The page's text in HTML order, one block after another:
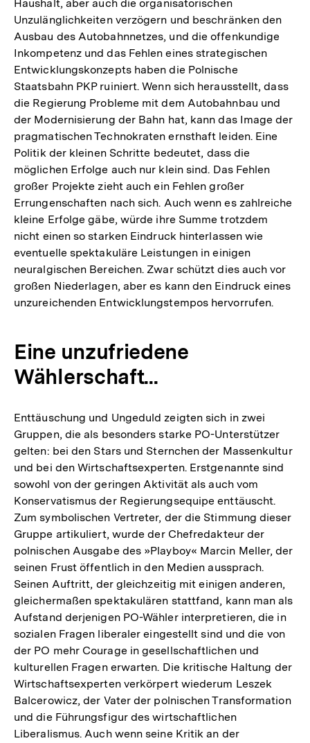
Haushalt, aber auch die organisatorischen
Unzulänglichkeiten verzögern und beschränken den
Ausbau des Autobahnnetzes, und die offenkundige
Inkompetenz und das Fehlen eines strategischen
Entwicklungskonzepts haben die Polnische
Staatsbahn PKP ruiniert. Wenn sich herausstellt, dass
die Regierung Probleme mit dem Autobahnbau und
der Modernisierung der Bahn hat, kann das Image der
pragmatischen Technokraten ernsthaft leiden. Eine
Politik der kleinen Schritte bedeutet, dass die
möglichen Erfolge auch nur klein sind. Das Fehlen
großer Projekte zieht auch ein Fehlen großer
Errungenschaften nach sich. Auch wenn es zahlreiche
kleine Erfolge gäbe, würde ihre Summe trotzdem
nicht einen so starken Eindruck hinterlassen wie
eventuelle spektakuläre Leistungen in einigen
neuralgischen Bereichen. Zwar schützt dies auch vor
großen Niederlagen, aber es kann den Eindruck eines
unzureichenden Entwicklungstempos hervorrufen.
Eine unzufriedene
Wählerschaft...
Enttäuschung und Ungeduld zeigten sich in zwei
Gruppen, die als besonders starke PO-Unterstützer
gelten: bei den Stars und Sternchen der Massenkultur
und bei den Wirtschaftsexperten. Erstgenannte sind
sowohl von der geringen Aktivität als auch vom
Konservatismus der Regierungsequipe enttäuscht.
Zum symbolischen Vertreter, der die Stimmung dieser
Gruppe artikuliert, wurde der Chefredakteur der
polnischen Ausgabe des »Playboy« Marcin Meller, der
seinen Frust öffentlich in den Medien aussprach.
Seinen Auftritt, der gleichzeitig mit einigen anderen,
gleichermaßen spektakulären stattfand, kann man als
Aufstand derjenigen PO-Wähler interpretieren, die in
sozialen Fragen liberaler eingestellt sind und die von
der PO mehr Courage in gesellschaftlichen und
kulturellen Fragen erwarten. Die kritische Haltung der
Wirtschaftsexperten verkörpert wiederum Leszek
Balcerowicz, der Vater der polnischen Transformation
und die Führungsfigur des wirtschaftlichen
Liberalismus. Auch wenn seine Kritik an der